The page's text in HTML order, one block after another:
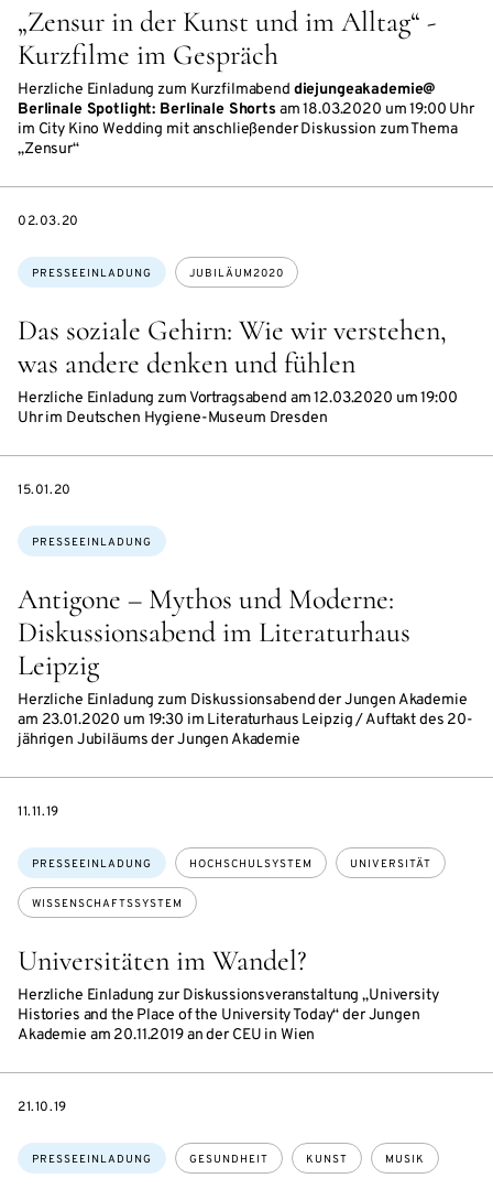
„Zensur in der Kunst und im Alltag“ -
Kurzfilme im Gespräch
Herzliche Einladung zum Kurzfilmabend diejungeakademie@
Berlinale Spotlight: Berlinale Shorts am 18.03.2020 um 19:00 Uhr
im City Kino Wedding mit anschließender Diskussion zum Thema
„Zensur“
Das soziale Gehirn: Wie wir verstehen,
was andere denken und fühlen
Herzliche Einladung zum Vortragsabend am 12.03.2020 um 19:00
Uhr im Deutschen Hygiene-Museum Dresden
Themen:
PRESSEEINLADUNG JUBILÄUM2020
DATE
02.03.20
Antigone – Mythos und Moderne:
Diskussionsabend im Literaturhaus
Leipzig
Herzliche Einladung zum Diskussionsabend der Jungen Akademie
am 23.01.2020 um 19:30 im Literaturhaus Leipzig / Auftakt des 20-
jährigen Jubiläums der Jungen Akademie
Themen:
PRESSEEINLADUNG
DATE
15.01.20
Universitäten im Wandel?
Herzliche Einladung zur Diskussionsveranstaltung „University
Histories and the Place of the University Today“ der Jungen
Akademie am 20.11.2019 an der CEU in Wien
Themen:
PRESSEEINLADUNG HOCHSCHULSYSTEM UNIVERSITÄT
WISSENSCHAFTSSYSTEM
DATE
11.11.19
Themen:
PRESSEEINLADUNG GESUNDHEIT KUNST MUSIK
DATE
21.10.19